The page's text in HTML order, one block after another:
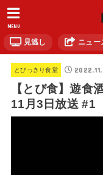
MENU
見逃し ニュー
とびっきり食堂
【とび食】遊食
11月3日放送 #1